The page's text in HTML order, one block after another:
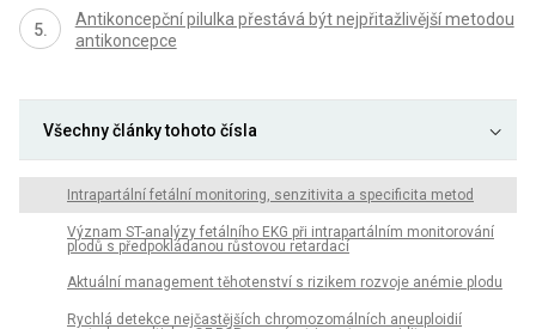
Antikoncepční pilulka přestává být nejpřitažlivější metodou
antikoncepce
Všechny články tohoto čísla
Intrapartální fetální monitoring, senzitivita a specificita metod
Význam ST-analýzy fetálního EKG při intrapartálním monitorování
plodů s předpokládanou růstovou retardací
Aktuální management těhotenství s rizikem rozvoje anémie plodu
Rychlá detekce nejčastějších chromozomálních aneuploidií